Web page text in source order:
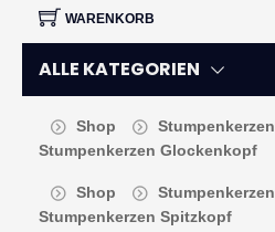
WARENKORB
ALLE KATEGORIEN
Shop
Stumpenkerzen
Stumpenkerzen Glockenkopf
Shop
Stumpenkerzen
Stumpenkerzen Spitzkopf